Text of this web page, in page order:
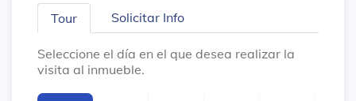
Tour Solicitar Info
Seleccione el día en el que desea realizar la
visita al inmueble.